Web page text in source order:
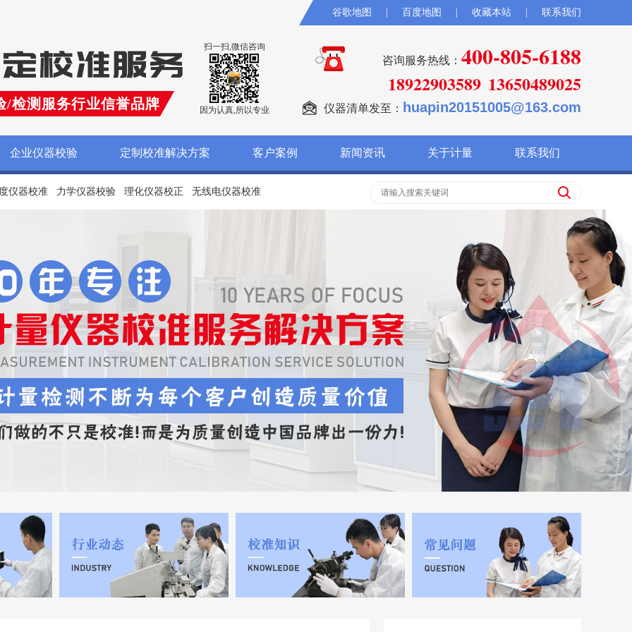
谷歌地图 百度地图 收藏本站 联系我们
/检测服务行业信誉品牌
扫一扫,微信咨询
因为认真,所以专业
咨询服务热线： 400-805-6188
18922903589 13650489025
仪器清单发至： huapin20151005@163.com
企业仪器校验 定制校准解决方案 客户案例 新闻资讯 关于计量 联系我们
仪器校准 力学仪器校验 理化仪器校正 无线电仪器校准